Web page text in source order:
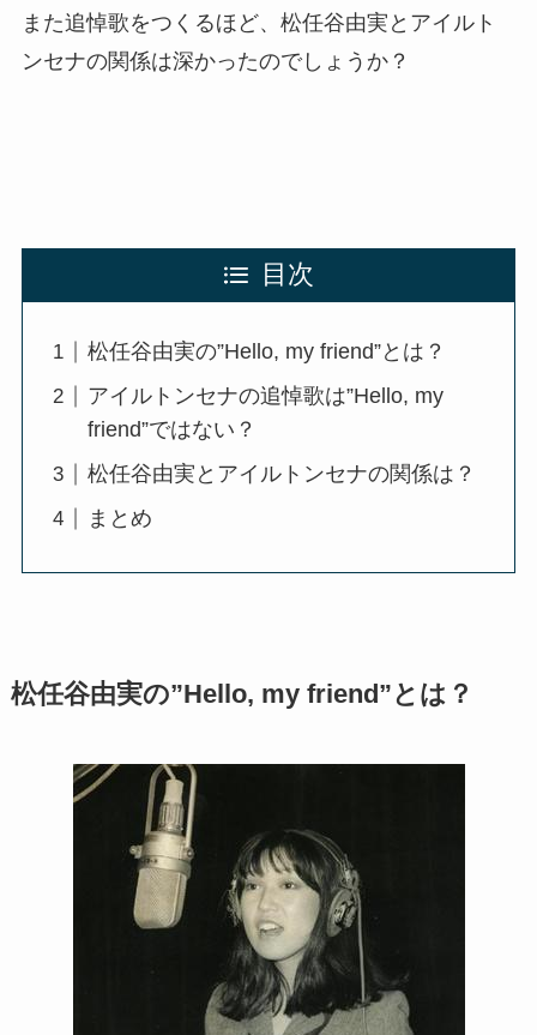
また追悼歌をつくるほど、松任谷由実とアイルト
ンセナの関係は深かったのでしょうか？
目次
松任谷由実の”Hello, my friend”とは？
アイルトンセナの追悼歌は”Hello, my
friend”ではない？
松任谷由実とアイルトンセナの関係は？
まとめ
松任谷由実の”Hello, my friend”とは？